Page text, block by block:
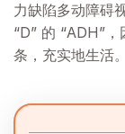
力缺陷多动障碍
“D” 的 “ADH”
条，充实地生活。